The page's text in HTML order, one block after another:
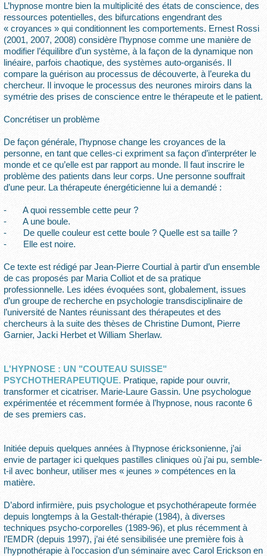
L’hypnose montre bien la multiplicité des états de conscience, des
ressources potentielles, des bifurcations engendrant des
« croyances » qui conditionnent les comportements. Ernest Rossi
(2001, 2007, 2008) considère l’hypnose comme une manière de
modifier l’équilibre d’un système, à la façon de la dynamique non
linéaire, parfois chaotique, des systèmes auto-organisés. Il
compare la guérison au processus de découverte, à l’eureka du
chercheur. Il invoque le processus des neurones miroirs dans la
symétrie des prises de conscience entre le thérapeute et le patient.
Concrétiser un problème
De façon générale, l’hypnose change les croyances de la
personne, en tant que celles-ci expriment sa façon d’interpréter le
monde et ce qu’elle est par rapport au monde. Il faut inscrire le
problème des patients dans leur corps. Une personne souffrait
d’une peur. La thérapeute énergéticienne lui a demandé :
- A quoi ressemble cette peur ?
- A une boule.
- De quelle couleur est cette boule ? Quelle est sa taille ?
- Elle est noire.
Ce texte est rédigé par Jean-Pierre Courtial à partir d’un ensemble
de cas proposés par Maria Colliot et de sa pratique
professionnelle. Les idées évoquées sont, globalement, issues
d’un groupe de recherche en psychologie transdisciplinaire de
l’université de Nantes réunissant des thérapeutes et des
chercheurs à la suite des thèses de Christine Dumont, Pierre
Garnier, Jacki Herbet et William Sherlaw.
L'HYPNOSE : UN "COUTEAU SUISSE"
PSYCHOTHERAPEUTIQUE. Pratique, rapide pour ouvrir,
transformer et cicatriser. Marie-Laure Gassin. Une psychologue
expérimentée et récemment formée à l’hypnose, nous raconte 6
de ses premiers cas.
Initiée depuis quelques années à l’hypnose éricksonienne, j’ai
envie de partager ici quelques pastilles cliniques où j’ai pu, semble-
t-il avec bonheur, utiliser mes « jeunes » compétences en la
matière.
D’abord infirmière, puis psychologue et psychothérapeute formée
depuis longtemps à la Gestalt-thérapie (1984), à diverses
techniques psycho-corporelles (1989-96), et plus récemment à
l’EMDR (depuis 1997), j’ai été sensibilisée une première fois à
l’hypnothérapie à l’occasion d’un séminaire avec Carol Erickson en